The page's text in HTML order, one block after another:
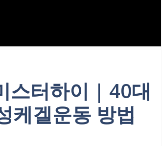
스터하이 | 40대
케겔운동 방법